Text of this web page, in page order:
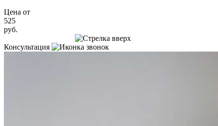
Цена от
525
руб.
Консультация